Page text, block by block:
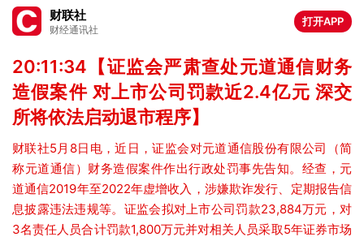
财联社
财经通讯社
打开APP
20:11:34【证监会严肃查处元道通信财务
造假案件 对上市公司罚款近2.4亿元 深交
所将依法启动退市程序】
财联社5月8日电，近日，证监会对元道通信股份有限公司（简
称元道通信）财务造假案件作出行政处罚事先告知。经查，元
道通信2019年至2022年虚增收入，涉嫌欺诈发行、定期报告信
息披露违法违规等。证监会拟对上市公司罚款23,884万元，对
3名责任人员合计罚款1,800万元并对相关人员采取5年证券市场